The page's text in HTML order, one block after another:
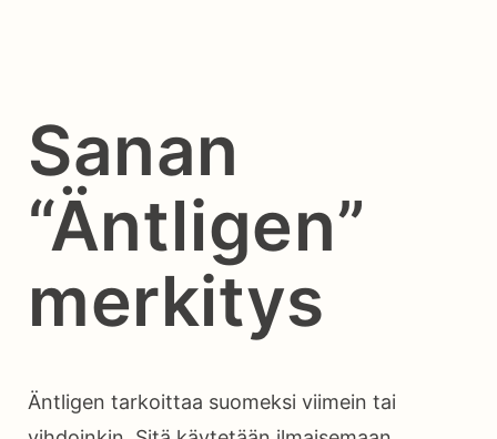
Sanan
“Äntligen”
merkitys
Äntligen tarkoittaa suomeksi viimein tai